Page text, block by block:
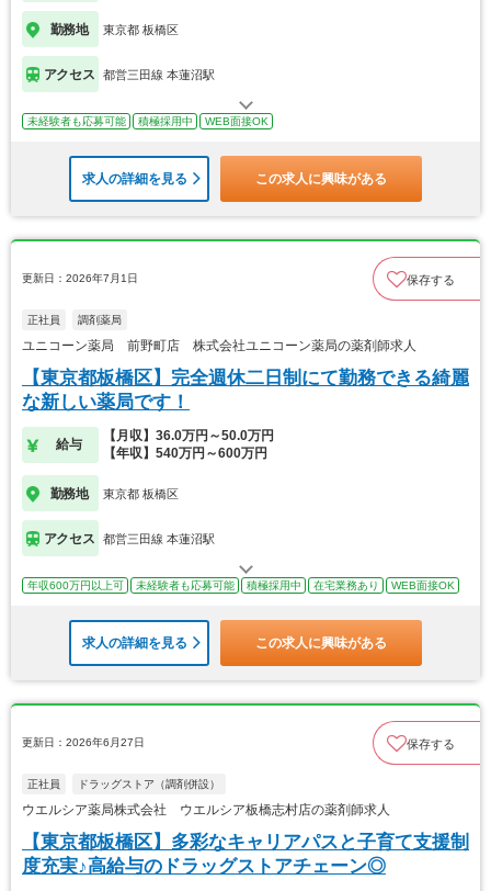
勤務地 東京都 板橋区
アクセス 都営三田線 本蓮沼駅
未経験者も応募可能 積極採用中 WEB面接OK
求人の詳細を見る この求人に興味がある
更新日：2026年7月1日 保存する
正社員 調剤薬局
ユニコーン薬局 前野町店 株式会社ユニコーン薬局の薬剤師求人
【東京都板橋区】完全週休二日制にて勤務できる綺麗
な新しい薬局です！
給与
【月収】36.0万円～50.0万円
【年収】540万円～600万円
勤務地 東京都 板橋区
アクセス 都営三田線 本蓮沼駅
年収600万円以上可 未経験者も応募可能 積極採用中 在宅業務あり WEB面接OK
求人の詳細を見る この求人に興味がある
更新日：2026年6月27日 保存する
正社員 ドラッグストア（調剤併設）
ウエルシア薬局株式会社 ウエルシア板橋志村店の薬剤師求人
【東京都板橋区】多彩なキャリアパスと子育て支援制
度充実♪高給与のドラッグストアチェーン◎